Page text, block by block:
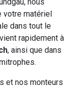
votre matériel
dans tout le
rapidement à
, ainsi que dans
et nos monteurs